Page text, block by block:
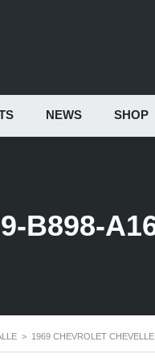
NEWS SHOP
B898-
> 1969 CHEVROLET